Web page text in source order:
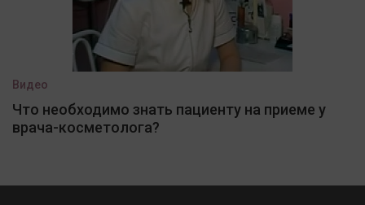
Видео
Что необходимо знать пациенту на приеме у
врача-косметолога?